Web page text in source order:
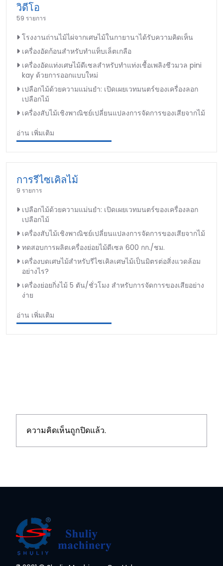
วิดีโอ
59 รายการ
โรงงานถ่านไม้ไผ่จากเศษไม้ในกายานาได้รับความคิดเห็น
เครื่องอัดก้อนสำหรับทำแท็บเล็ตเกลือ
เครื่องอัดแท่งเศษไม้ดีเซลสำหรับทำแท่งเชื้อเพลิงชีวมวล pini
kay ด้วยการออกแบบใหม่
เปลือกไม้ด้วยความแม่นยำ: เปิดเผยเวทมนตร์ของเครื่องลอก
เปลือกไม้
เครื่องสับไม้เชิงพาณิชย์เปลี่ยนแปลงการจัดการของเสียจากไม้
อ่าน เพิ่มเติม
การรีไซเคิลไม้
9 รายการ
เปลือกไม้ด้วยความแม่นยำ: เปิดเผยเวทมนตร์ของเครื่องลอก
เปลือกไม้
เครื่องสับไม้เชิงพาณิชย์เปลี่ยนแปลงการจัดการของเสียจากไม้
ทดสอบการผลิตเครื่องย่อยไม้ดีเซล 600 กก./ชม.
เครื่องบดเศษไม้สำหรับรีไซเคิลเศษไม้เป็นมิตรต่อสิ่งแวดล้อม
อย่างไร?
เครื่องย่อยกิ่งไม้ 5 ตัน/ชั่วโมง สำหรับการจัดการของเสียอย่าง
ง่าย
อ่าน เพิ่มเติม
ความคิดเห็นถูกปิดแล้ว.